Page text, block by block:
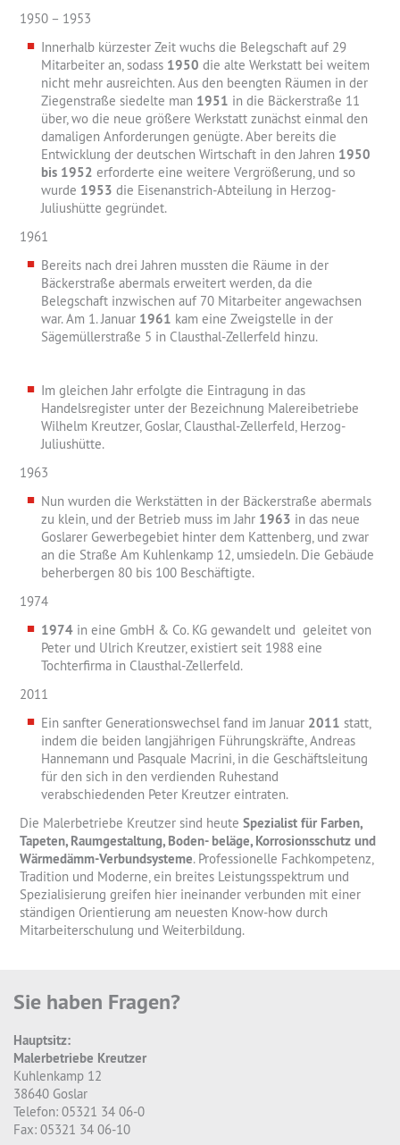
1950 – 1953
Innerhalb kürzester Zeit wuchs die Belegschaft auf 29
Mitarbeiter an, sodass 1950 die alte Werkstatt bei weitem
nicht mehr ausreichten. Aus den beengten Räumen in der
Ziegenstraße siedelte man 1951 in die Bäckerstraße 11
über, wo die neue größere Werkstatt zunächst einmal den
damaligen Anforderungen genügte. Aber bereits die
Entwicklung der deutschen Wirtschaft in den Jahren 1950
bis 1952 erforderte eine weitere Vergrößerung, und so
wurde 1953 die Eisenanstrich-Abteilung in Herzog-
Juliushütte gegründet.
1961
Bereits nach drei Jahren mussten die Räume in der
Bäckerstraße abermals erweitert werden, da die
Belegschaft inzwischen auf 70 Mitarbeiter angewachsen
war. Am 1. Januar 1961 kam eine Zweigstelle in der
Sägemüllerstraße 5 in Clausthal-Zellerfeld hinzu.
Im gleichen Jahr erfolgte die Eintragung in das
Handelsregister unter der Bezeichnung Malereibetriebe
Wilhelm Kreutzer, Goslar, Clausthal-Zellerfeld, Herzog-
Juliushütte.
1963
Nun wurden die Werkstätten in der Bäckerstraße abermals
zu klein, und der Betrieb muss im Jahr 1963 in das neue
Goslarer Gewerbegebiet hinter dem Kattenberg, und zwar
an die Straße Am Kuhlenkamp 12, umsiedeln. Die Gebäude
beherbergen 80 bis 100 Beschäftigte.
1974
1974 in eine GmbH & Co. KG gewandelt und geleitet von
Peter und Ulrich Kreutzer, existiert seit 1988 eine
Tochterfirma in Clausthal-Zellerfeld.
2011
Ein sanfter Generationswechsel fand im Januar 2011 statt,
indem die beiden langjährigen Führungskräfte, Andreas
Hannemann und Pasquale Macrini, in die Geschäftsleitung
für den sich in den verdienden Ruhestand
verabschiedenden Peter Kreutzer eintraten.
Die Malerbetriebe Kreutzer sind heute Spezialist für Farben,
Tapeten, Raumgestaltung, Boden- beläge, Korrosionsschutz und
Wärmedämm-Verbundsysteme. Professionelle Fachkompetenz,
Tradition und Moderne, ein breites Leistungsspektrum und
Spezialisierung greifen hier ineinander verbunden mit einer
ständigen Orientierung am neuesten Know-how durch
Mitarbeiterschulung und Weiterbildung.
Sie haben Fragen?
Hauptsitz:
Malerbetriebe Kreutzer
Kuhlenkamp 12
38640 Goslar
Telefon: 05321 34 06-0
Fax: 05321 34 06-10